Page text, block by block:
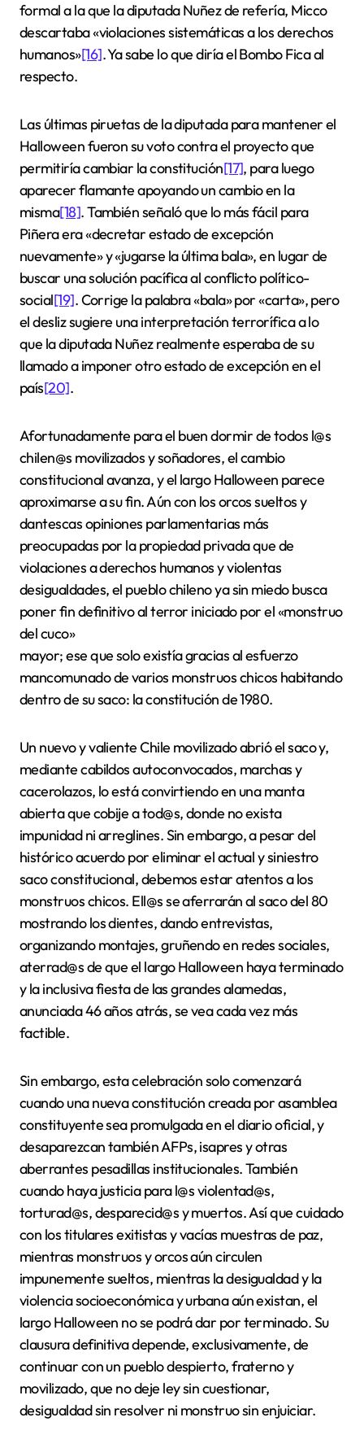
formal a la que la diputada Nuñez de refería, Micco
descartaba «violaciones sistemáticas a los derechos
humanos»[16]. Ya sabe lo que diría el Bombo Fica al
respecto.
Las últimas piruetas de la diputada para mantener el
Halloween fueron su voto contra el proyecto que
permitiría cambiar la constitución[17], para luego
aparecer flamante apoyando un cambio en la
misma[18]. También señaló que lo más fácil para
Piñera era «decretar estado de excepción
nuevamente» y «jugarse la última bala», en lugar de
buscar una solución pacífica al conflicto político-
social[19]. Corrige la palabra «bala» por «carta», pero
el desliz sugiere una interpretación terrorífica a lo
que la diputada Nuñez realmente esperaba de su
llamado a imponer otro estado de excepción en el
país[20].
Afortunadamente para el buen dormir de todos l@s
chilen@s movilizados y soñadores, el cambio
constitucional avanza, y el largo Halloween parece
aproximarse a su fin. Aún con los orcos sueltos y
dantescas opiniones parlamentarias más
preocupadas por la propiedad privada que de
violaciones a derechos humanos y violentas
desigualdades, el pueblo chileno ya sin miedo busca
poner fin definitivo al terror iniciado por el «monstruo
del cuco»
mayor; ese que solo existía gracias al esfuerzo
mancomunado de varios monstruos chicos habitando
dentro de su saco: la constitución de 1980.
Un nuevo y valiente Chile movilizado abrió el saco y,
mediante cabildos autoconvocados, marchas y
cacerolazos, lo está convirtiendo en una manta
abierta que cobije a tod@s, donde no exista
impunidad ni arreglines. Sin embargo, a pesar del
histórico acuerdo por eliminar el actual y siniestro
saco constitucional, debemos estar atentos a los
monstruos chicos. Ell@s se aferrarán al saco del 80
mostrando los dientes, dando entrevistas,
organizando montajes, gruñendo en redes sociales,
aterrad@s de que el largo Halloween haya terminado
y la inclusiva fiesta de las grandes alamedas,
anunciada 46 años atrás, se vea cada vez más
factible.
Sin embargo, esta celebración solo comenzará
cuando una nueva constitución creada por asamblea
constituyente sea promulgada en el diario oficial, y
desaparezcan también AFPs, isapres y otras
aberrantes pesadillas institucionales. También
cuando haya justicia para l@s violentad@s,
torturad@s, desparecid@s y muertos. Así que cuidado
con los titulares exitistas y vacías muestras de paz,
mientras monstruos y orcos aún circulen
impunemente sueltos, mientras la desigualdad y la
violencia socioeconómica y urbana aún existan, el
largo Halloween no se podrá dar por terminado. Su
clausura definitiva depende, exclusivamente, de
continuar con un pueblo despierto, fraterno y
movilizado, que no deje ley sin cuestionar,
desigualdad sin resolver ni monstruo sin enjuiciar.